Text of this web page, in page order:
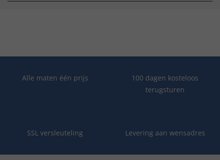
Alle maten één prijs
100 dagen kosteloos
terugsturen
SSL versleuteling Levering aan wensadres